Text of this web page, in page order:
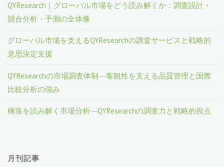
QYResearch｜グローバル市場をどう読み解くか：調査設計・
競合分析・予測の全体像
グローバル市場を支えるQYResearchの調査サービスと戦略的
意思決定支援
QYResearchの市場調査体制―客観性を支える品質管理と国際
比較分析の強み
構造を読み解く市場分析―QYResearchの調査力と戦略的視点
月刊記事